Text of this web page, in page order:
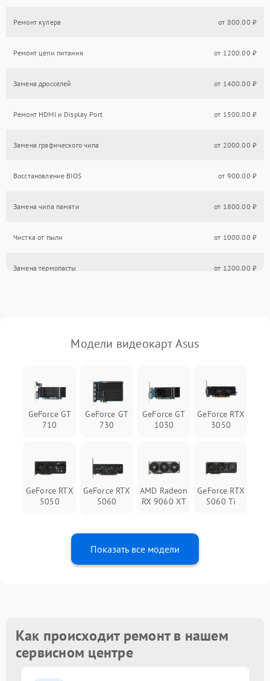
Ремонт кулера от 800.00 ₽
Ремонт цепи питания от 1200.00 ₽
Замена дросселей от 1400.00 ₽
Ремонт HDMI и Display Port от 1500.00 ₽
Замена графического чипа от 2000.00 ₽
Восстановление BIOS от 900.00 ₽
Замена чипа памяти от 1800.00 ₽
Чистка от пыли от 1000.00 ₽
Замена термопасты от 1200.00 ₽
Модели видеокарт Asus
GeForce GT
710
GeForce GT
730
GeForce GT
1030
GeForce RTX
3050
GeForce RTX
5050
GeForce RTX
5060
AMD Radeon
RX 9060 XT
GeForce RTX
5060 Ti
Показать все модели
Как происходит ремонт в нашем
сервисном центре